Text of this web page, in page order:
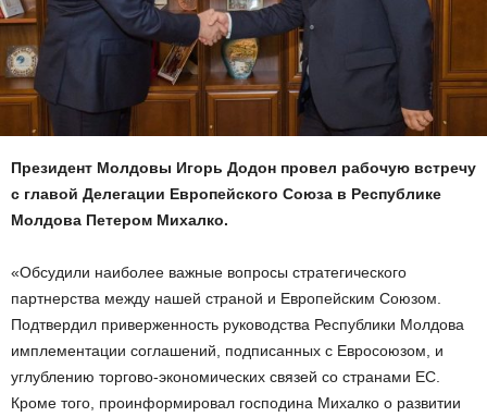
Президент Молдовы Игорь Додон провел рабочую встречу
с главой Делегации Европейского Союза в Республике
Молдова Петером Михалко.
«Обсудили наиболее важные вопросы стратегического
партнерства между нашей страной и Европейским Союзом.
Подтвердил приверженность руководства Республики Молдова
имплементации соглашений, подписанных с Евросоюзом, и
углублению торгово-экономических связей со странами ЕС.
Кроме того, проинформировал господина Михалко о развитии